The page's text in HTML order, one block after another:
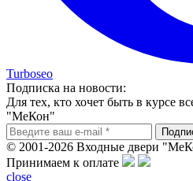
Turboseo
Подписка на новости:
Для тех, кто хочет быть в курсе
"МеКон"
© 2001-2026 Входные двери
Принимаем к оплате
close